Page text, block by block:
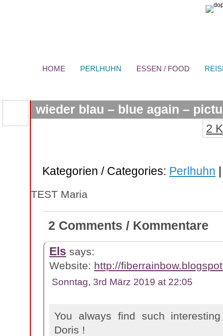
HOME PERLHUHN ESSEN / FOOD
wieder blau – blue again –
2
Kategorien / Categories: Perlhuhn
TEST Maria
2 Comments / Kommentare
Els says:
Website: http://
Sonntag, 3rd März 2019 at 22:05
You always find such
Doris !